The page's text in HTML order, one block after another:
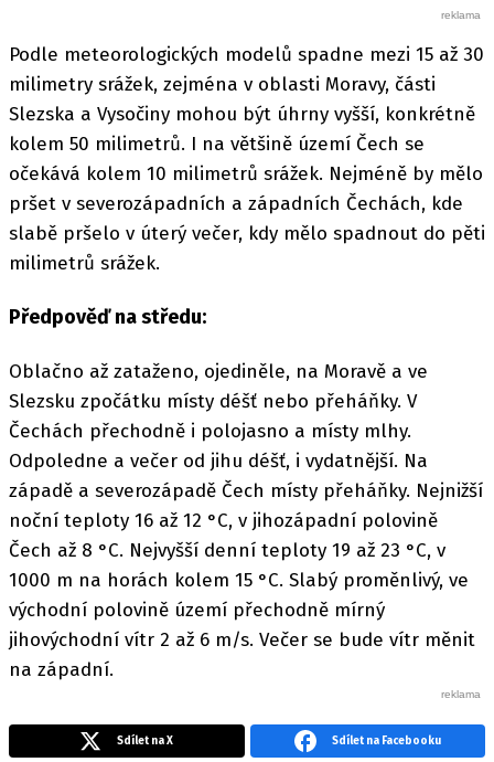
Podle meteorologických modelů spadne mezi 15 až 30
milimetry srážek, zejména v oblasti Moravy, části
Slezska a Vysočiny mohou být úhrny vyšší, konkrétně
kolem 50 milimetrů. I na většině území Čech se
očekává kolem 10 milimetrů srážek. Nejméně by mělo
pršet v severozápadních a západních Čechách, kde
slabě pršelo v úterý večer, kdy mělo spadnout do pěti
milimetrů srážek.
Předpověď na středu:
Oblačno až zataženo, ojediněle, na Moravě a ve
Slezsku zpočátku místy déšť nebo přeháňky. V
Čechách přechodně i polojasno a místy mlhy.
Odpoledne a večer od jihu déšť, i vydatnější. Na
západě a severozápadě Čech místy přeháňky. Nejnižší
noční teploty 16 až 12 °C, v jihozápadní polovině
Čech až 8 °C. Nejvyšší denní teploty 19 až 23 °C, v
1000 m na horách kolem 15 °C. Slabý proměnlivý, ve
východní polovině území přechodně mírný
jihovýchodní vítr 2 až 6 m/s. Večer se bude vítr měnit
na západní.
Sdílet na X Sdílet na Facebooku